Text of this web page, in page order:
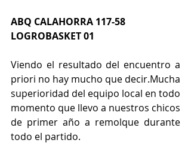
ABQ CALAHORRA 117-58
LOGROBASKET 01
Viendo el resultado del encuentro a
priori no hay mucho que decir.Mucha
superioridad del equipo local en todo
momento que llevo a nuestros chicos
de primer año a remolque durante
todo el partido.